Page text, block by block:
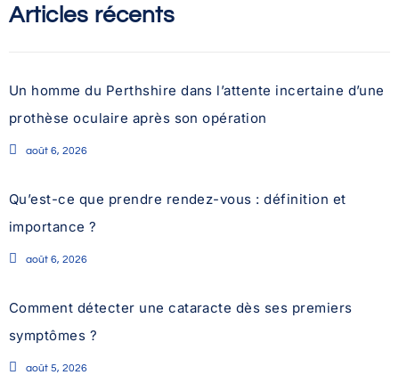
Articles récents
Un homme du Perthshire dans l’attente incertaine d’une
prothèse oculaire après son opération
août 6, 2026
Qu’est-ce que prendre rendez-vous : définition et
importance ?
août 6, 2026
Comment détecter une cataracte dès ses premiers
symptômes ?
août 5, 2026